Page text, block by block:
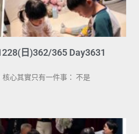
日)362/365 Day3631
心其實只有一件事： 不是